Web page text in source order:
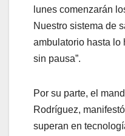
lunes comenzarán
Nuestro sistema de
ambulatorio hasta lo
sin pausa”.
Por su parte, el
Rodríguez,
superan en